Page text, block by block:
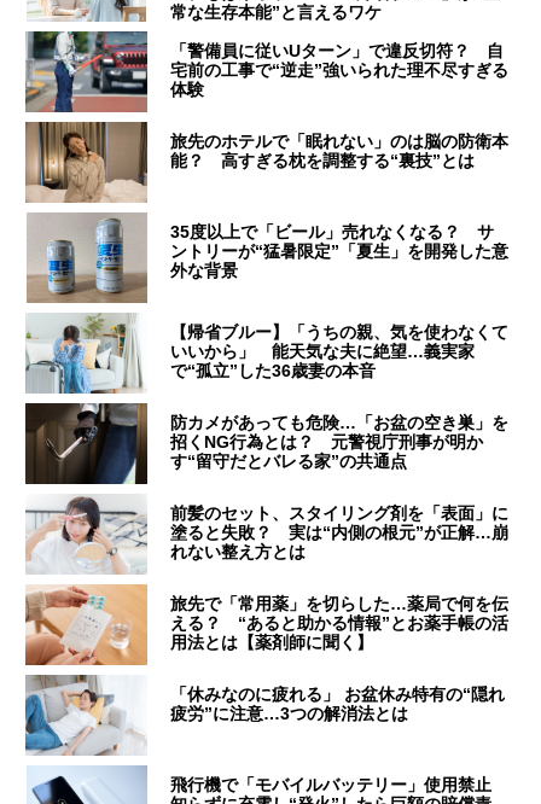
常な生存本能”と言えるワケ
「警備員に従いUターン」で違反切符？ 自
宅前の工事で“逆走”強いられた理不尽すぎる
体験
旅先のホテルで「眠れない」のは脳の防衛本
能？ 高すぎる枕を調整する“裏技”とは
35度以上で「ビール」売れなくなる？ サ
ントリーが“猛暑限定”「夏生」を開発した意
外な背景
【帰省ブルー】「うちの親、気を使わなくて
いいから」 能天気な夫に絶望…義実家
で“孤立”した36歳妻の本音
防カメがあっても危険…「お盆の空き巣」を
招くNG行為とは？ 元警視庁刑事が明か
す“留守だとバレる家”の共通点
前髪のセット、スタイリング剤を「表面」に
塗ると失敗？ 実は“内側の根元”が正解…崩
れない整え方とは
旅先で「常用薬」を切らした…薬局で何を伝
える？ “あると助かる情報”とお薬手帳の活
用法とは【薬剤師に聞く】
「休みなのに疲れる」 お盆休み特有の“隠れ
疲労”に注意…3つの解消法とは
飛行機で「モバイルバッテリー」使用禁止